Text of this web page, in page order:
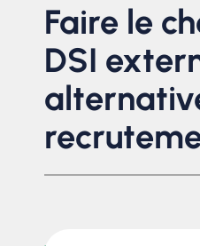
Faire le
DSI